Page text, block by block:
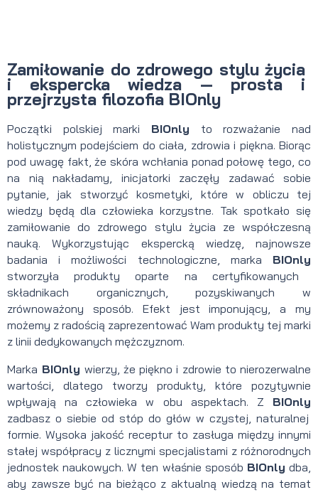
Zamiłowanie do zdrowego stylu życia
i ekspercka wiedza — prosta i
przejrzysta filozofia BIOnly
Początki polskiej marki BIOnly to rozważanie nad
holistycznym podejściem do ciała, zdrowia i piękna. Biorąc
pod uwagę fakt, że skóra wchłania ponad połowę tego, co
na nią nakładamy, inicjatorki zaczęły zadawać sobie
pytanie, jak stworzyć kosmetyki, które w obliczu tej
wiedzy będą dla człowieka korzystne. Tak spotkało się
zamiłowanie do zdrowego stylu życia ze współczesną
nauką. Wykorzystując ekspercką wiedzę, najnowsze
badania i możliwości technologiczne, marka BIOnly
stworzyła produkty oparte na certyfikowanych
składnikach organicznych, pozyskiwanych w
zrównoważony sposób. Efekt jest imponujący, a my
możemy z radością zaprezentować Wam produkty tej marki
z linii dedykowanych mężczyznom.
Marka BIOnly wierzy, że piękno i zdrowie to nierozerwalne
wartości, dlatego tworzy produkty, które pozytywnie
wpływają na człowieka w obu aspektach. Z BIOnly
zadbasz o siebie od stóp do głów w czystej, naturalnej
formie. Wysoka jakość receptur to zasługa między innymi
stałej współpracy z licznymi specjalistami z różnorodnych
jednostek naukowych. W ten właśnie sposób BIOnly dba,
aby zawsze być na bieżąco z aktualną wiedzą na temat